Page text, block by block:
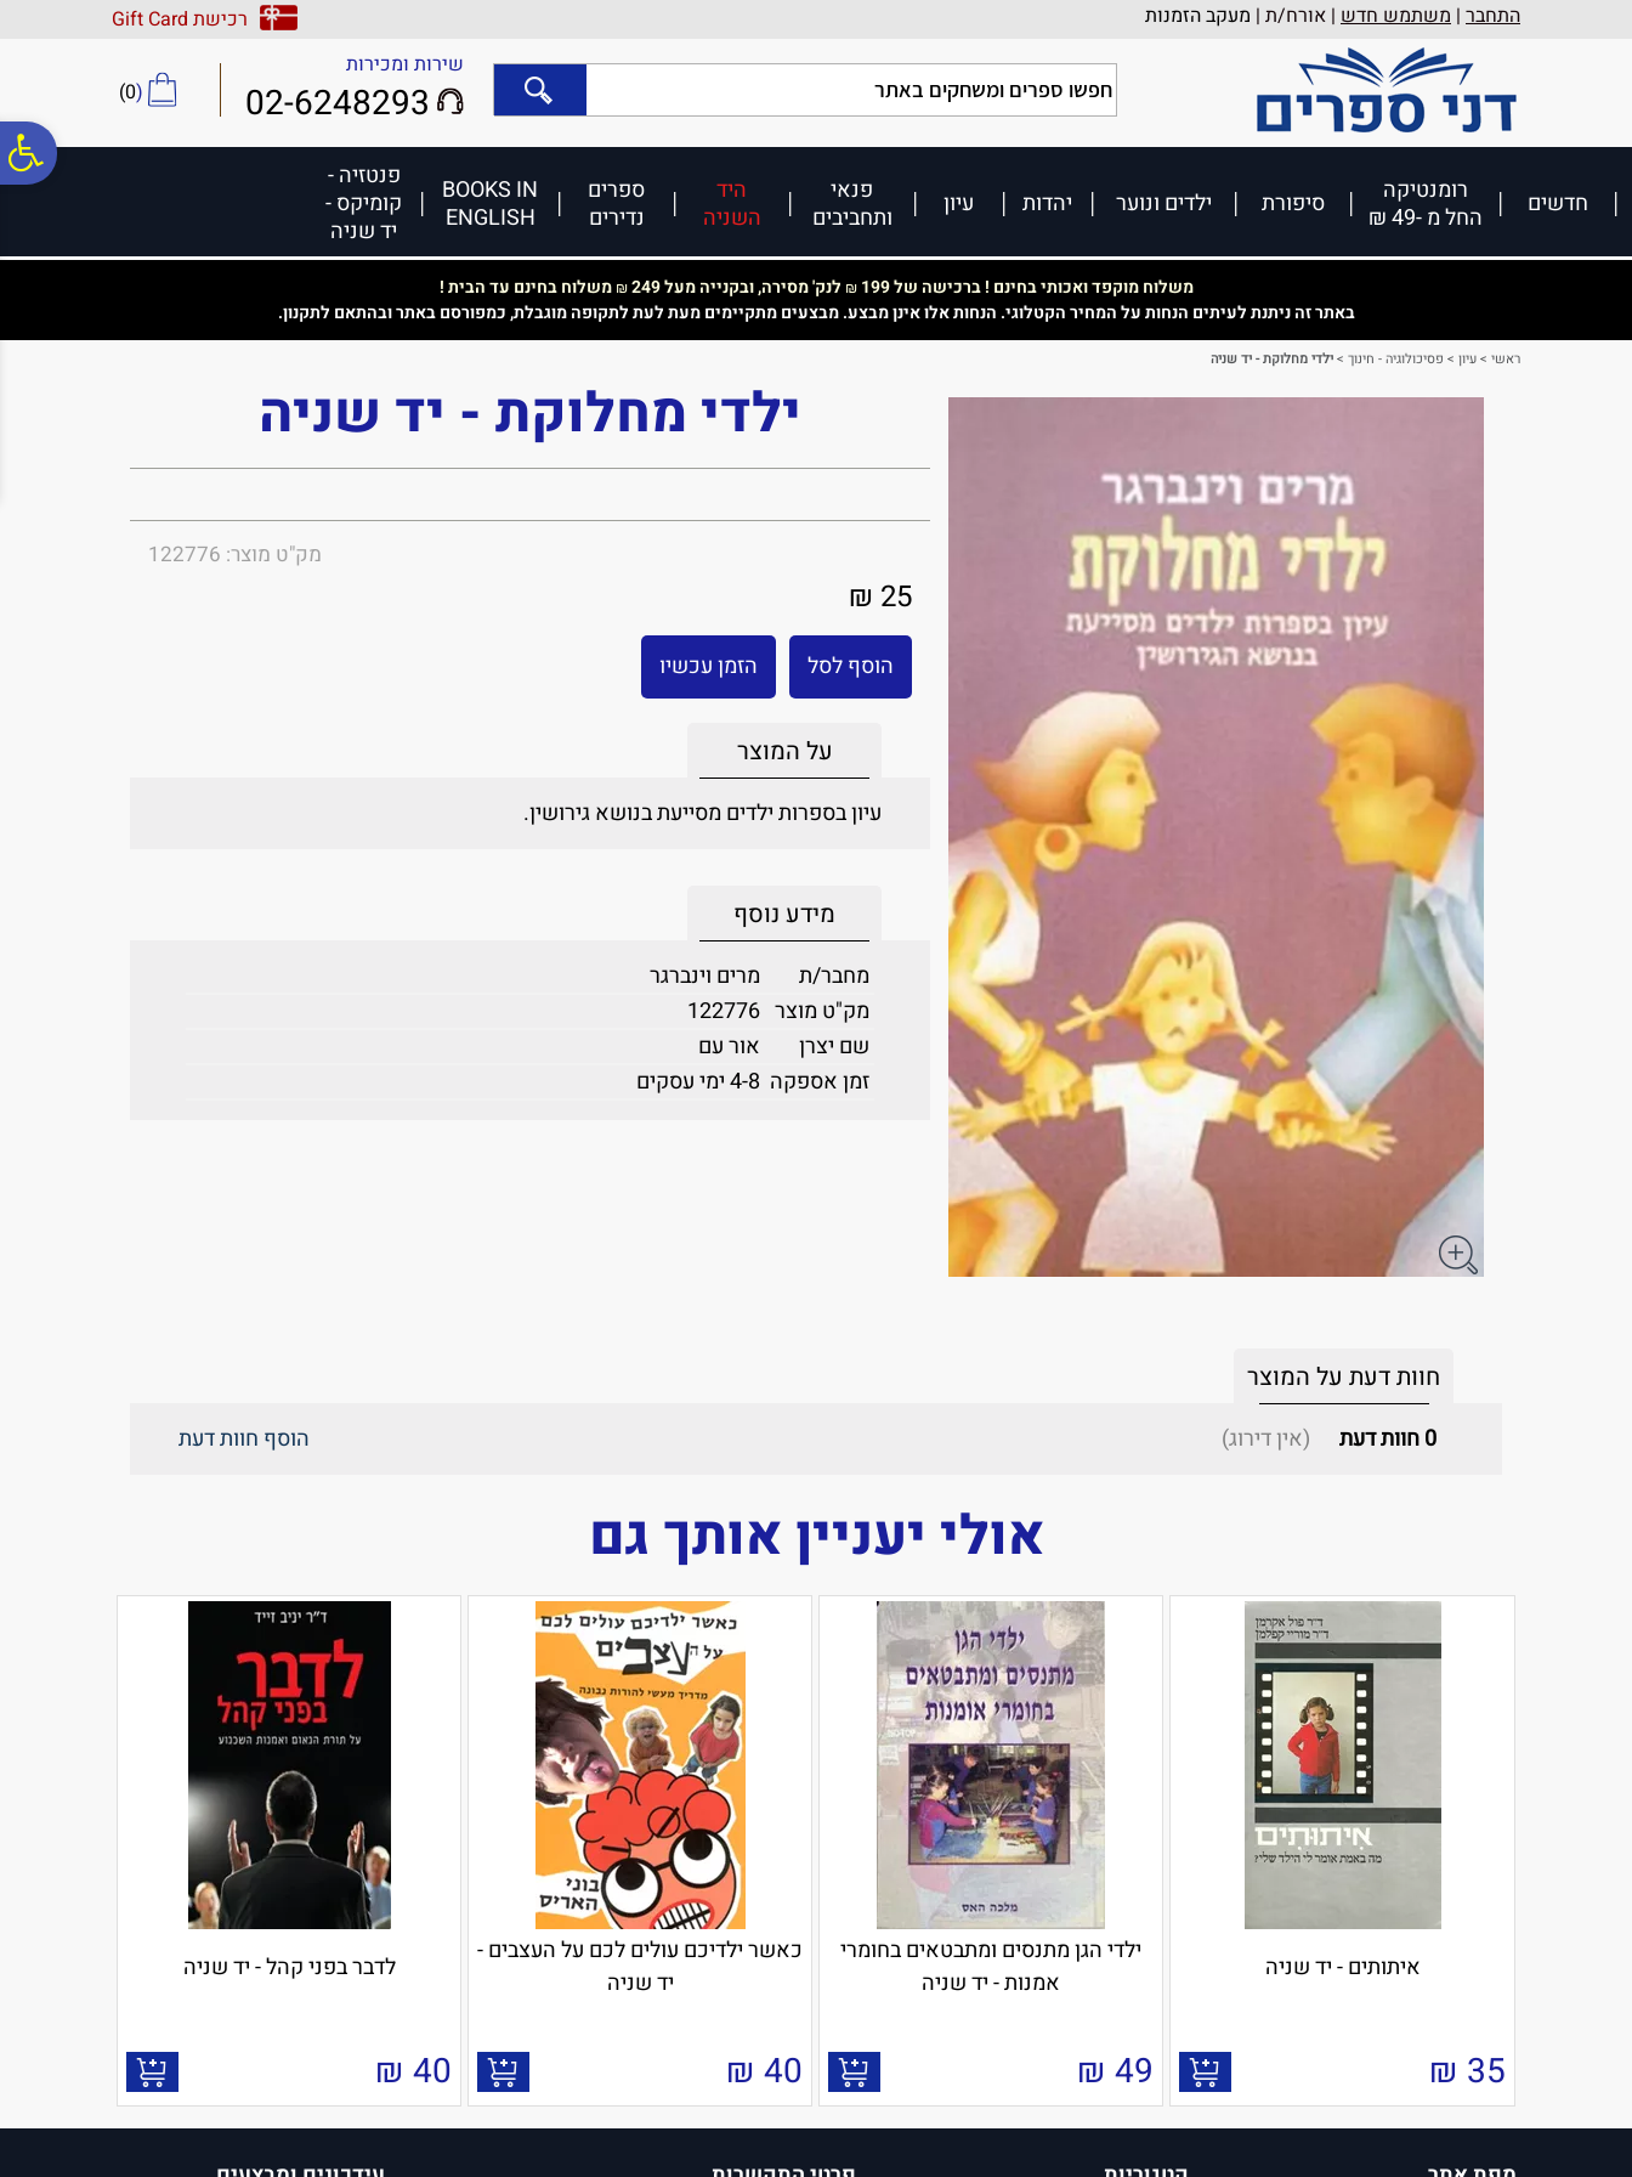
נגישות
אתר
המרכזי
התחבר | משתמש חדש | אורח/ת | מעקב הזמנות
רכישת Gift Card
שירות ומכירות
02-6248293
(
0
)
חדשים
רומנטיקה
החל מ -49 ₪
סיפורת ילדים ונוער יהדות עיון
פנאי
ותחביבים
היד
השניה
ספרים
נדירים
BOOKS IN
ENGLISH
פנטזיה -
קומיקס -
יד שניה
משלוח מוקפד ואכותי בחינם ! ברכישה של 199 ₪ לנק' מסירה, ובקנייה מעל 249 ₪משלוח בחינם עד הבית !
באתר זה ניתנת לעיתים הנחות על המחיר הקטלוגי. הנחות אלו אינן מבצע. מבצעים מתקיימים מעת לעת לתקופה מוגבלת, כמפורסם באתר ובהתאם לתקנון.
ראשי >עיון > פסיכולוגיה - חינוך >ילדי מחלוקת - יד שניה
ילדי מחלוקת - יד שניה
מק"ט מוצר: 122776
25 ₪
הוסף לסל הזמן עכשיו
על המוצר
עיון בספרות ילדים מסייעת בנושא גירושין.
מידע נוסף
מחבר/ת
מרים וינברגר
מק"ט מוצר 122776
שם יצרן
אור עם
זמן אספקה 4-8 ימי עסקים
חוות דעת על המוצר
0חוות דעת (אין דירוג) הוסף חוות דעת
אולי יעניין אותך גם
איתותים - יד שניה
35
₪
ילדי הגן מתנסים ומתבטאים בחומרי
אמנות - יד שניה
49
₪
כאשר ילדיכם עולים לכם על העצבים -
יד שניה
40
₪
לדבר בפני קהל - יד שניה
40
₪